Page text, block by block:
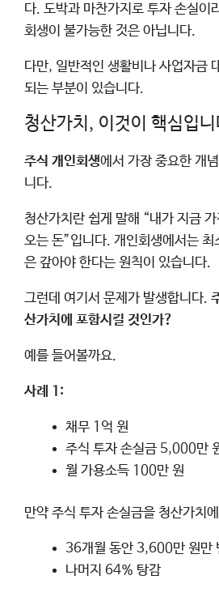
다. 도박과 마찬가지로 투자 손실이
회생이 불가능한 것은 아닙니다.
다만, 일반적인 생활비나 사업자금
되는 부분이 있습니다.
청산가치, 이것이 핵심입
주식 개인회생에서 가장 중요한 개
니다.
청산가치란 쉽게 말해 “내가 지금
오는 돈”입니다. 개인회생에서는
은 갚아야 한다는 원칙이 있습니다.
그런데 여기서 문제가 발생합니다.
산가치에 포함시킬 것인가?
예를 들어볼까요.
사례 1:
채무 1억 원
주식 투자 손실금 5,000만
월 가용소득 100만 원
만약 주식 투자 손실금을 청산가치
36개월 동안 3,600만 원만
나머지 64% 탕감